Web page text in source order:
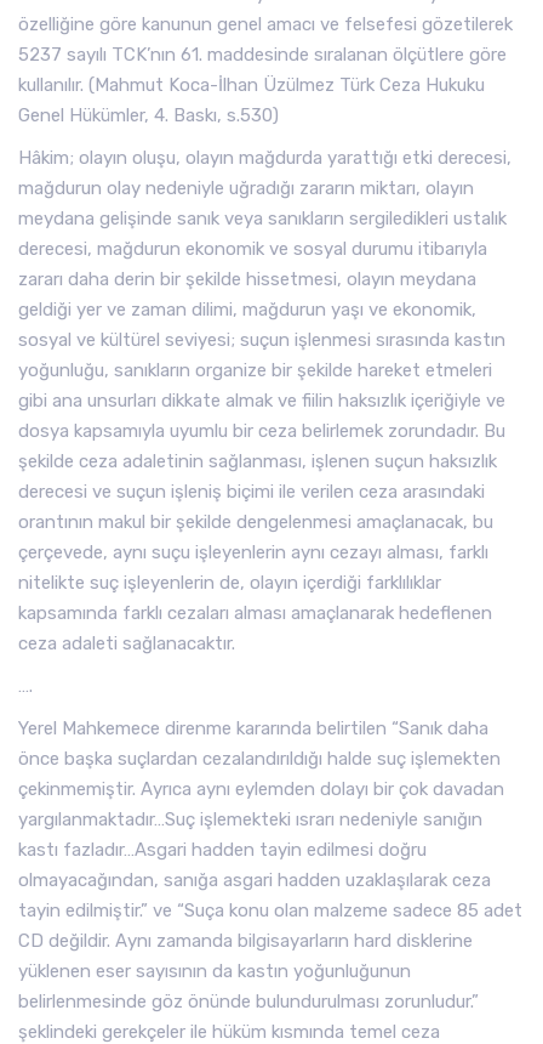
özelliğine göre kanunun genel amacı ve felsefesi gözetilerek
5237 sayılı TCK’nın 61. maddesinde sıralanan ölçütlere göre
kullanılır. (Mahmut Koca-İlhan Üzülmez Türk Ceza Hukuku
Genel Hükümler, 4. Baskı, s.530)
Hâkim; olayın oluşu, olayın mağdurda yarattığı etki derecesi,
mağdurun olay nedeniyle uğradığı zararın miktarı, olayın
meydana gelişinde sanık veya sanıkların sergiledikleri ustalık
derecesi, mağdurun ekonomik ve sosyal durumu itibarıyla
zararı daha derin bir şekilde hissetmesi, olayın meydana
geldiği yer ve zaman dilimi, mağdurun yaşı ve ekonomik,
sosyal ve kültürel seviyesi; suçun işlenmesi sırasında kastın
yoğunluğu, sanıkların organize bir şekilde hareket etmeleri
gibi ana unsurları dikkate almak ve fiilin haksızlık içeriğiyle ve
dosya kapsamıyla uyumlu bir ceza belirlemek zorundadır. Bu
şekilde ceza adaletinin sağlanması, işlenen suçun haksızlık
derecesi ve suçun işleniş biçimi ile verilen ceza arasındaki
orantının makul bir şekilde dengelenmesi amaçlanacak, bu
çerçevede, aynı suçu işleyenlerin aynı cezayı alması, farklı
nitelikte suç işleyenlerin de, olayın içerdiği farklılıklar
kapsamında farklı cezaları alması amaçlanarak hedeflenen
ceza adaleti sağlanacaktır.
….
Yerel Mahkemece direnme kararında belirtilen “Sanık daha
önce başka suçlardan cezalandırıldığı halde suç işlemekten
çekinmemiştir. Ayrıca aynı eylemden dolayı bir çok davadan
yargılanmaktadır…Suç işlemekteki ısrarı nedeniyle sanığın
kastı fazladır…Asgari hadden tayin edilmesi doğru
olmayacağından, sanığa asgari hadden uzaklaşılarak ceza
tayin edilmiştir.” ve “Suça konu olan malzeme sadece 85 adet
CD değildir. Aynı zamanda bilgisayarların hard disklerine
yüklenen eser sayısının da kastın yoğunluğunun
belirlenmesinde göz önünde bulundurulması zorunludur.”
şeklindeki gerekçeler ile hüküm kısmında temel ceza